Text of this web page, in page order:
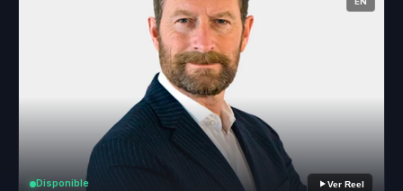
Disponible Ver Reel